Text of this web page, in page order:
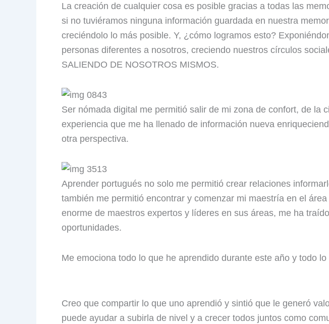
La creación de cualquier cosa es posible gracias a todas las
si no tuviéramos ninguna información guardada en nuestra
creciéndolo lo más posible. Y, ¿cómo logramos esto?
personas diferentes a nosotros, creciendo nuestros círculos
SALIENDO DE NOSOTROS MISMOS.
Ser nómada digital me permitió salir de mi zona de confort, de
experiencia que me ha llenado de información nueva
otra perspectiva.
Aprender portugués no solo me permitió crear relaciones
también me permitió encontrar y comenzar mi maestría en el
enorme de maestros expertos y líderes en sus áreas, me ha
oportunidades.
Me emociona todo lo que he aprendido durante este año y todo
Creo que compartir lo que uno aprendió y sintió que le generó
puede ayudar a subirla de nivel y a crecer todos juntos como